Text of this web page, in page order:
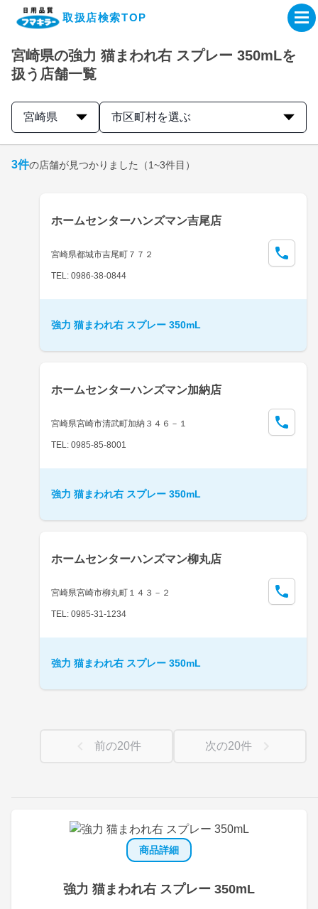
取扱店検索TOP
企業・IR情報サイト
製品情報サイト
取扱店検索はこちら
宮崎県の強力 猫まわれ右 スプレー 350mLを
扱う店舗一覧
宮崎県 市区町村を選ぶ
商品詳細
強力 猫まわれ右 スプレー 350mL
3件の店舗が見つかりました （1~3件目）
ホームセンターハンズマン吉尾店
宮崎県都城市吉尾町７７２
TEL: 0986-38-0844
強力 猫まわれ右 スプレー 350mL
ホームセンターハンズマン加納店
宮崎県宮崎市清武町加納３４６－１
TEL: 0985-85-8001
強力 猫まわれ右 スプレー 350mL
ホームセンターハンズマン柳丸店
宮崎県宮崎市柳丸町１４３－２
TEL: 0985-31-1234
強力 猫まわれ右 スプレー 350mL
前の20件 次の20件